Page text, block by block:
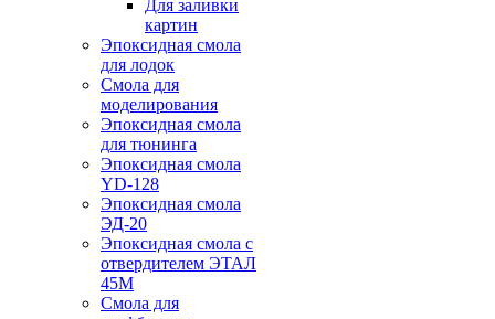
Для заливки
картин
Эпоксидная смола
для лодок
Смола для
моделирования
Эпоксидная смола
для тюнинга
Эпоксидная смола
YD-128
Эпоксидная смола
ЭД-20
Эпоксидная смола с
отвердителем ЭТАЛ
45М
Смола для